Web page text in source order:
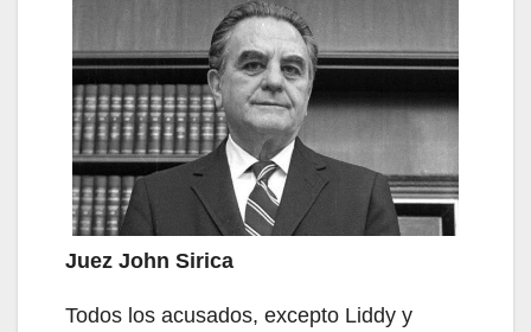
Juez John Sirica
Todos los acusados, excepto Liddy y